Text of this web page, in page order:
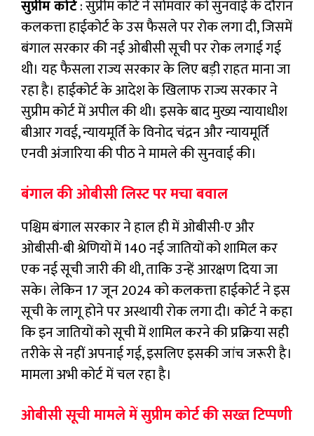
सुप्रीम कोर्ट: सुप्रीम कोर्ट ने सोमवार को सुनवाई के दौरान
कलकत्ता हाईकोर्ट के उस फैसले पर रोक लगा दी, जिसमें
बंगाल सरकार की नई ओबीसी सूची पर रोक लगाई गई
थी। यह फैसला राज्य सरकार के लिए बड़ी राहत माना जा
रहा है। हाईकोर्ट के आदेश के खिलाफ राज्य सरकार ने
सुप्रीम कोर्ट में अपील की थी। इसके बाद मुख्य न्यायाधीश
बीआर गवई, न्यायमूर्ति के विनोद चंद्रन और न्यायमूर्ति
एनवी अंजारिया की पीठ ने मामले की सुनवाई की।
बंगाल की ओबीसी लिस्ट पर मचा बवाल
पश्चिम बंगाल सरकार ने हाल ही में ओबीसी-ए और
ओबीसी-बी श्रेणियों में 140 नई जातियों को शामिल कर
एक नई सूची जारी की थी, ताकि उन्हें आरक्षण दिया जा
सके। लेकिन 17 जून 2024 को कलकत्ता हाईकोर्ट ने इस
सूची के लागू होने पर अस्थायी रोक लगा दी। कोर्ट ने कहा
कि इन जातियों को सूची में शामिल करने की प्रक्रिया सही
तरीके से नहीं अपनाई गई, इसलिए इसकी जांच जरूरी है।
मामला अभी कोर्ट में चल रहा है।
ओबीसी सूची मामले में सुप्रीम कोर्ट की सख्त टिप्पणी